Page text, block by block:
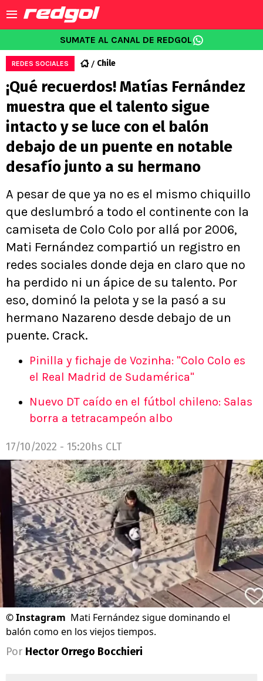
SUMATE AL CANAL DE REDGOL
REDES SOCIALES Chile
¡Qué recuerdos! Matías Fernández
muestra que el talento sigue
intacto y se luce con el balón
debajo de un puente en notable
desafío junto a su hermano
A pesar de que ya no es el mismo chiquillo
que deslumbró a todo el continente con la
camiseta de Colo Colo por allá por 2006,
Mati Fernández compartió un registro en
redes sociales donde deja en claro que no
ha perdido ni un ápice de su talento. Por
eso, dominó la pelota y se la pasó a su
hermano Nazareno desde debajo de un
puente. Crack.
Pinilla y fichaje de Vozinha: "Colo Colo es
el Real Madrid de Sudamérica"
Nuevo DT caído en el fútbol chileno: Salas
borra a tetracampeón albo
17/10/2022 - 15:20hs CLT
©Instagram Mati Fernández sigue dominando el
balón como en los viejos tiempos.
Por Hector Orrego Bocchieri